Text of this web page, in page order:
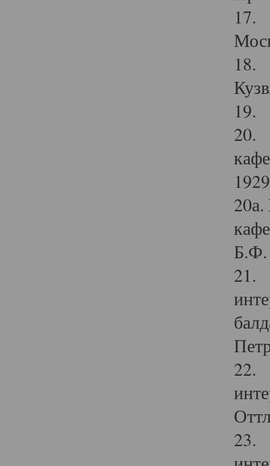
17.
18.
19.
20.
Б.Ф.
21.
22.
23.